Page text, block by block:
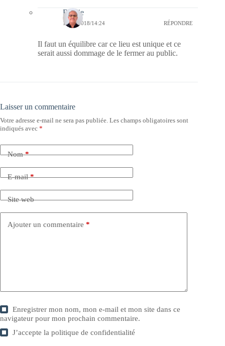
Bernie
11/10/2018/14:24 RÉPONDRE
Il faut un équilibre car ce lieu est unique et ce
serait aussi dommage de le fermer au public.
Laisser un commentaire
Votre adresse e-mail ne sera pas publiée. Les champs obligatoires sont
indiqués avec *
Nom*
E-mail*
Site web
Ajouter un commentaire *
Enregistrer mon nom, mon e-mail et mon site dans ce
navigateur pour mon prochain commentaire.
J’accepte lapolitique de confidentialité